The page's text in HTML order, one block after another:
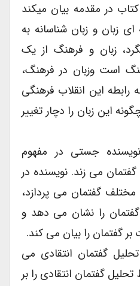
در مقدمه بیان میکند
زبان و زبان شناسانه به
زبان و فرهنگ از یک
است وزبان در فرهنگ،
این انقلاب فرهنگی
این زبان را دچار تغییر
جستی در مفهوم
می زند. نویسنده در
گفتمان می پردازد،
را نشان می دهد و
گفتمان را بیان می کند.
گفتمان انتقادی می
گفتمان انتقادی را بر